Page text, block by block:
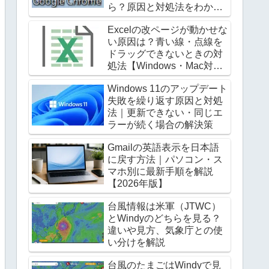
ら？原因と対処法をわかり
やすく解説
Excelの改ページが動かせな
い原因は？青い線・点線を
ドラッグできないときの対
処法【Windows・Mac対
応】
Windows 11のアップデート
失敗を繰り返す原因と対処
法｜更新できない・同じエ
ラーが続く場合の解決策
Gmailの英語表示を日本語
に戻す方法｜パソコン・ス
マホ別に最新手順を解説
【2026年版】
台風情報は米軍（JTWC）
とWindyのどちらを見る？
違いや見方、気象庁との使
い分けを解説
台風のたまごはWindyで見